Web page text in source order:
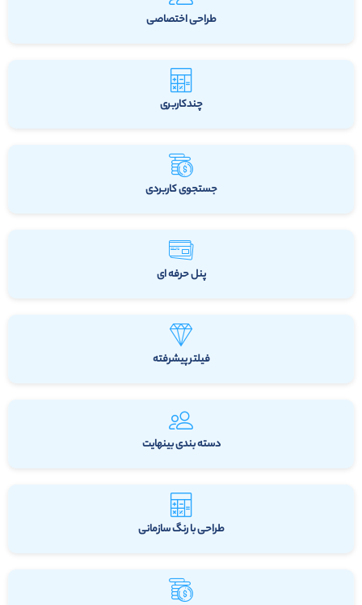
طراحی اختصاصی
چندکاربری
جستجوی کاربردی
پنل حرفه ای
فیلتر پیشرفته
دسته بندی بینهایت
طراحی با رنگ سازمانی